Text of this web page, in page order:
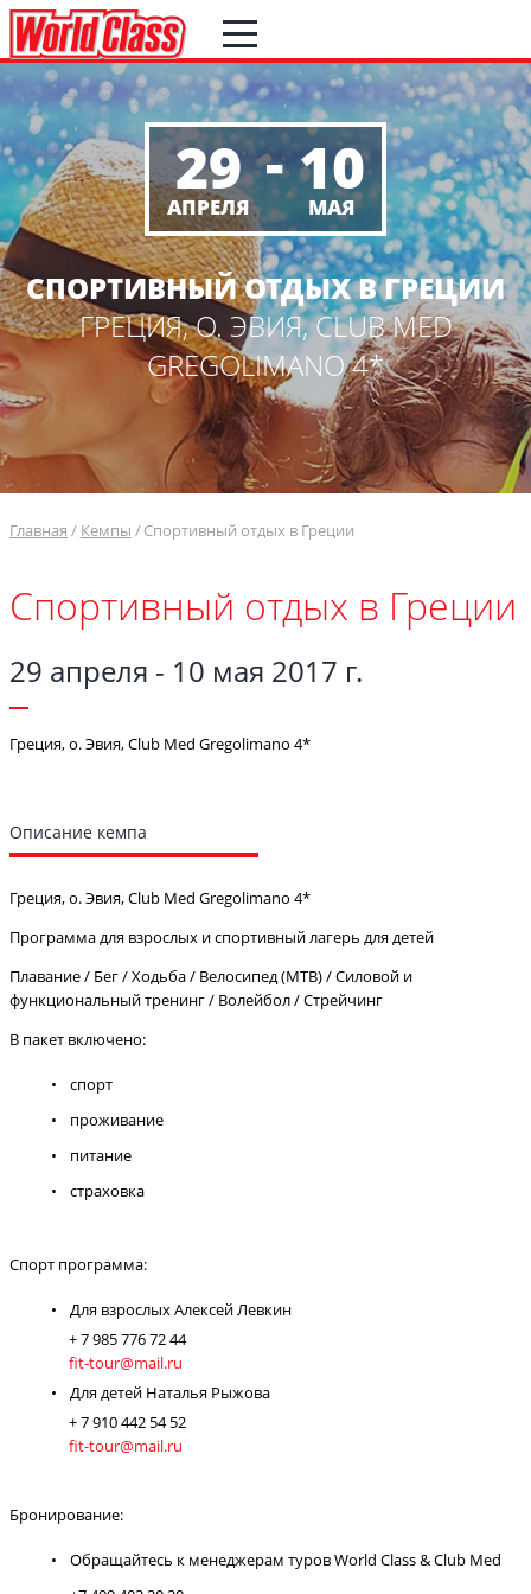
29
АПРЕЛЯ
- 10
МАЯ
СПОРТИВНЫЙ ОТДЫХ В ГРЕЦИИ
ГРЕЦИЯ, О. ЭВИЯ, CLUB MED
GREGOLIMANO 4*
Главная Кемпы Спортивный отдых в Греции
Спортивный отдых в Греции
29 апреля - 10 мая 2017 г.
Греция, о. Эвия, Club Med Gregolimano 4*
Описание кемпа
Греция, о. Эвия, Club Med Gregolimano 4*
Программа для взрослых и спортивный лагерь для детей
Плавание / Бег / Ходьба / Велосипед (MTB) / Силовой и
функциональный тренинг / Волейбол / Стрейчинг
В пакет включено:
спорт
проживание
питание
страховка
Спорт программа:
Для взрослых Алексей Левкин
+ 7 985 776 72 44
fit-tour@mail.ru
Для детей Наталья Рыжова
+ 7 910 442 54 52
fit-tour@mail.ru
Бронирование:
Обращайтесь к менеджерам туров World Class & Club Med